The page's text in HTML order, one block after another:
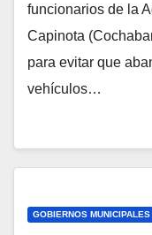
funcionarios de la
Capinota
para evitar que
vehículos…
GOBIERNOS MUNICIPALES